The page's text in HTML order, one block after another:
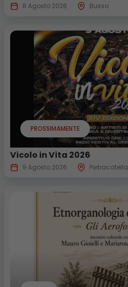
8 Agosto 2026 Busso
PROSSIMAMENTE
Vicolo in Vita 2026
9 Agosto 2026 Pietracatella